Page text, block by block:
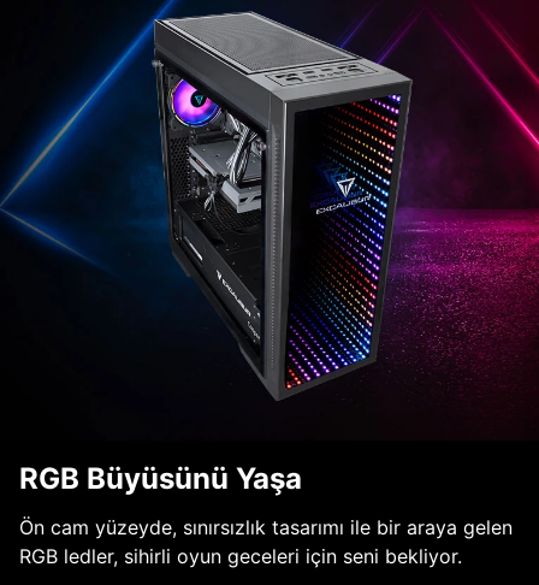
RGB Büyüsünü Yaşa
Ön cam yüzeyde, sınırsızlık tasarımı ile bir araya gelen
RGB ledler, sihirli oyun geceleri için seni bekliyor.